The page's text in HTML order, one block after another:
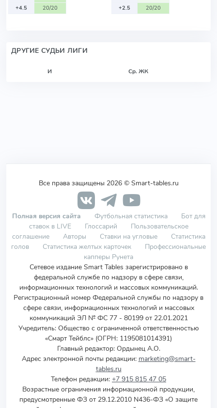
+4.5
20/20
+2.5
20/20
ДРУГИЕ СУДЬИ ЛИГИ
И Ср. ЖК
Все права защищены 2026 © Smart-tables.ru
Полная версия сайта Футбольная статистика
Бот для
ставок в LIVE
Глоссарий
Пользовательское
соглашение
Авторы Ставки на угловые
Статистика
голов
Статистика желтых карточек
Профессиональные
капперы Рунета
Сетевое издание Smart Tables зарегистрировано в
федеральной службе по надзору в сфере связи,
информационных технологий и массовых коммуникаций.
Регистрационный номер Федеральной службы по надзору в
сфере связи, информационных технологий и массовых
коммуникаций ЭЛ № ФС 77 - 80199 от 22.01.2021
Учредитель: Общество с ограниченной ответственностью
«Смарт Тейблс» (ОГРН: 1195081014391)
Главный редактор: Ордынец А.О.
Адрес электронной почты редакции: marketing@smart-
tables.ru
Телефон редакции: +7 915 815 47 05
Возрастные ограничения информационной продукции,
предусмотренные ФЗ от 29.12.2010 N436-ФЗ «О защите